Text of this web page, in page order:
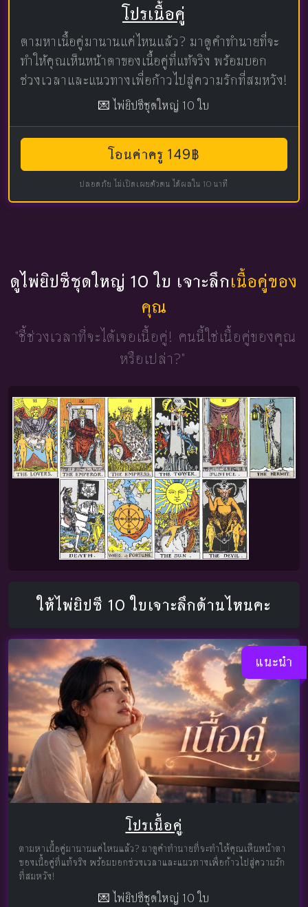
โปรเนื้อคู่
ตามหาเนื้อคู่มานานแค่ไหนแล้ว? มาดูคำทำนายที่จะ
ทำให้คุณเห็นหน้าตาของเนื้อคู่ที่แท้จริง พร้อมบอก
ช่วงเวลาและแนวทางเพื่อก้าวไปสู่ความรักที่สมหวัง!
💌 ไพ่ยิปซีชุดใหญ่ 10 ใบ
โอนค่าครู 149฿
ปลอดภัย ไม่เปิดเผยตัวตน ได้ผลใน 10 นาที
ดูไพ่ยิปซีชุดใหญ่ 10 ใบ เจาะลึกเนื้อคู่ของ
คุณ
"ชี้ช่วงเวลาที่จะได้เจอเนื้อคู่! คนนี้ใช่เนื้อคู่ของคุณ
หรือเปล่า?"
ให้ไพ่ยิปซี 10 ใบเจาะลึกด้านไหนคะ
แนะนำ
โปรเนื้อคู่
ตามหาเนื้อคู่มานานแค่ไหนแล้ว? มาดูคำทำนายที่จะทำให้คุณเห็นหน้าตา
ของเนื้อคู่ที่แท้จริง พร้อมบอกช่วงเวลาและแนวทางเพื่อก้าวไปสู่ความรัก
ที่สมหวัง!
💌 ไพ่ยิปซีชุดใหญ่ 10 ใบ